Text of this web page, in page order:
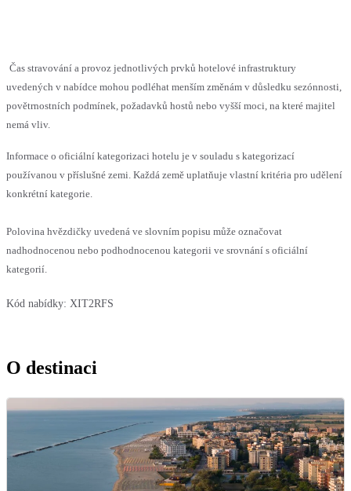
Čas stravování a provoz jednotlivých prvků hotelové infrastruktury
uvedených v nabídce mohou podléhat menším změnám v důsledku sezónnosti,
povětrnostních podmínek, požadavků hostů nebo vyšší moci, na které majitel
nemá vliv.
Informace o oficiální kategorizaci hotelu je v souladu s kategorizací
používanou v příslušné zemi. Každá země uplatňuje vlastní kritéria pro udělení
konkrétní kategorie.
Polovina hvězdičky uvedená ve slovním popisu může označovat
nadhodnocenou nebo podhodnocenou kategorii ve srovnání s oficiální
kategorií.
Kód nabídky: XIT2RFS
O destinaci